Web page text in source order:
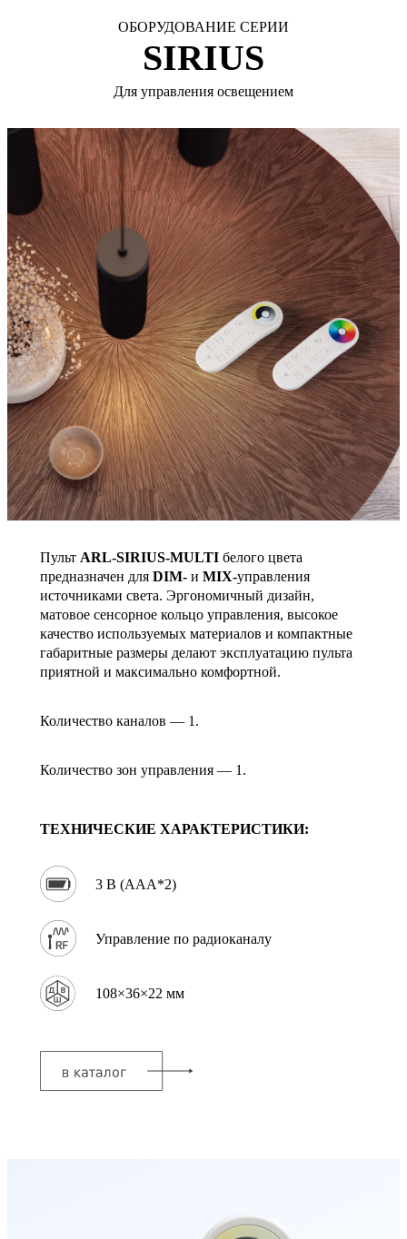
ОБОРУДОВАНИЕ СЕРИИ
SIRIUS
Для управления освещением
Пульт ARL-SIRIUS-MULTI белого цвета
предназначен для DIM- и MIX-управления
источниками света. Эргономичный дизайн,
матовое сенсорное кольцо управления, высокое
качество используемых материалов и компактные
габаритные размеры делают эксплуатацию пульта
приятной и максимально комфортной.
Количество каналов — 1.
Количество зон управления — 1.
ТЕХНИЧЕСКИЕ ХАРАКТЕРИСТИКИ:
3 В (AAA*2)
Управление по радиоканалу
108×36×22 мм